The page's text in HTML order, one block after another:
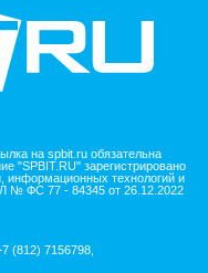
на spbit.ru обязательна
"SPBIT.RU" зарегистрировано
информационных технологий и
№ ФС 77 - 84345 от 26.12.2022
(812) 7156798,